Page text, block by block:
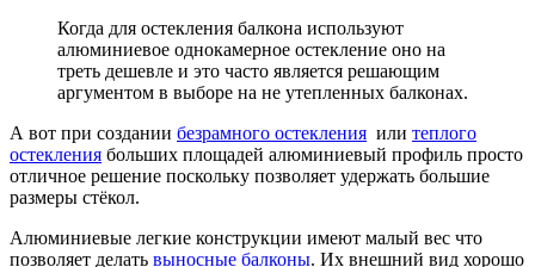
Когда для остекления балкона используют
алюминиевое однокамерное остекление оно на
треть дешевле и это часто является решающим
аргументом в выборе на не утепленных балконах.
А вот при создании безрамного остекления или теплого
остекления больших площадей алюминиевый профиль просто
отличное решение поскольку позволяет удержать большие
размеры стёкол.
Алюминиевые легкие конструкции имеют малый вес что
позволяет делать выносные балконы. Их внешний вид хорошо